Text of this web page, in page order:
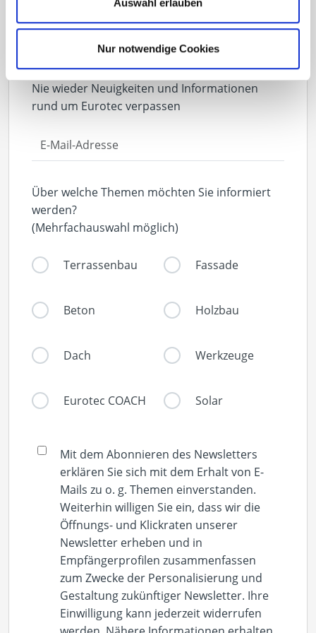
Nur notwendige Cookies
Newsletter
Nie wieder Neuigkeiten und Informationen
rund um Eurotec verpassen
Über welche Themen möchten Sie informiert
werden?
(Mehrfachauswahl möglich)
Terrassenbau Fassade
Beton Holzbau
Dach Werkzeuge
Eurotec COACH Solar
Mit dem Abonnieren des Newsletters
erklären Sie sich mit dem Erhalt von E-
Mails zu o. g. Themen einverstanden.
Weiterhin willigen Sie ein, dass wir die
Öffnungs- und Klickraten unserer
Newsletter erheben und in
Empfängerprofilen zusammenfassen
zum Zwecke der Personalisierung und
Gestaltung zukünftiger Newsletter. Ihre
Einwilligung kann jederzeit widerrufen